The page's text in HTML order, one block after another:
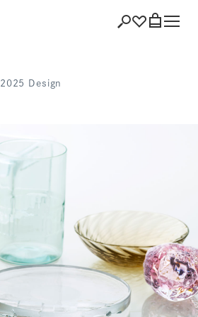
注文履歴
会員登録情報
ポイント
お気に入り
2025 Design